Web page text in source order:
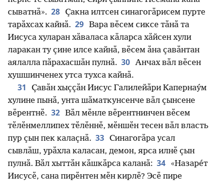
сыватнӑ». 28 Ҫакна илтсен синагогӑрисем пурте
тарӑхсах кайнӑ. 29 Вара вӗсем сиксе тӑнӑ та
Иисуса хуларан хӑваласа кӑларса хӑйсен хули
ларакан ту ҫине илсе кайнӑ, вӗсем ӑна ҫавӑнтан
аялалла пӑрахасшӑн пулнӑ. 30 Анчах вӑл вӗсен
хушшинченех утса тухса кайнӑ.
31
Ҫавӑн хыҫҫӑн Иисус Галилейӑри Капернау́м
хулине пынӑ, унта шӑматкунсенче вӑл ҫынсене
вӗрентнӗ. 32 Вӑл мӗнле вӗрентнинчен вӗсем
тӗлӗнмеллипех тӗлӗннӗ, мӗншӗн тесен вӑл власть
пур ҫын пек калаҫнӑ. 33 Синагогӑра усал
сывлӑш, урӑхла каласан, демон, ярса илнӗ ҫын
пулнӑ. Вӑл хыттӑн кӑшкӑрса каланӑ: 34
«Назаре́т
Иисусӗ, сана пирӗнтен мӗн кирлӗ? Эсӗ пире